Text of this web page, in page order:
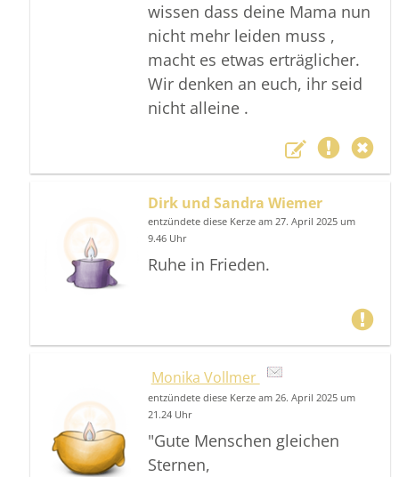
wissen dass deine Mama nun
nicht mehr leiden muss ,
macht es etwas erträglicher.
Wir denken an euch, ihr seid
nicht alleine .
Dirk und Sandra Wiemer
entzündete diese Kerze am 27. April 2025 um
9.46 Uhr
Ruhe in Frieden.
Monika Vollmer
entzündete diese Kerze am 26. April 2025 um
21.24 Uhr
"Gute Menschen gleichen
Sternen,